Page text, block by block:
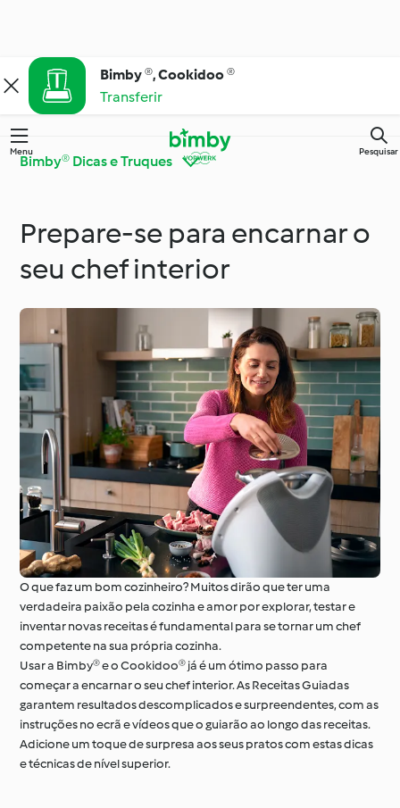
Bimby ®, Cookidoo ®
Transferir
Menu Pesquisar
Bimby® Dicas e Truques
Conheça o Cookidoo®
Bimby® Dicas e
Truques
dias
Dietas e tendências
Ocasiões especiais e
estações
À volta do mundo com
o Cookidoo®
Aprenda com o
Cookidoo®
Prepare-se para encarnar o
seu chef interior
O que faz um bom cozinheiro? Muitos dirão que ter uma
verdadeira paixão pela cozinha e amor por explorar, testar e
inventar novas receitas é fundamental para se tornar um chef
competente na sua própria cozinha.
Usar a Bimby® e o Cookidoo® já é um ótimo passo para
começar a encarnar o seu chef interior. As Receitas Guiadas
garantem resultados descomplicados e surpreendentes, com as
instruções no ecrã e vídeos que o guiarão ao longo das receitas.
Adicione um toque de surpresa aos seus pratos com estas dicas
e técnicas de nível superior.